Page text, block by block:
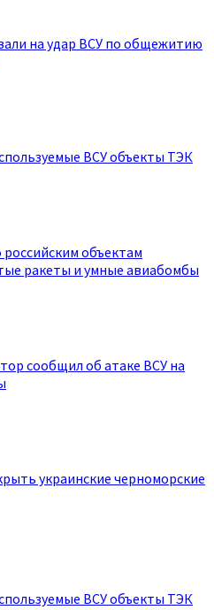
на удар ВСУ по общежитию
ВСУ объекты ТЭК
объектам
ракеты и умные авиабомбы
сообщил об атаке ВСУ на
украинские черноморские
ВСУ объекты ТЭК